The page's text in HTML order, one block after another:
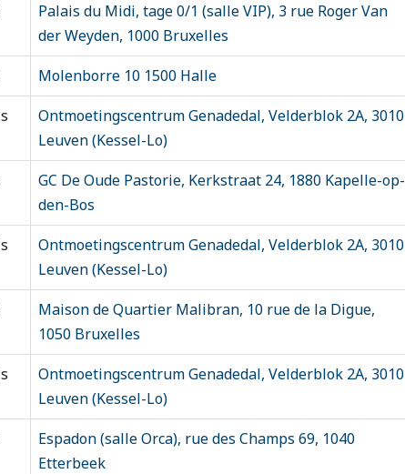
Palais du Midi, tage 0/1 (salle VIP), 3 rue Roger Van
der Weyden, 1000 Bruxelles
Molenborre 10 1500 Halle
Ontmoetingscentrum Genadedal, Velderblok 2A, 3010
Leuven (Kessel-Lo)
GC De Oude Pastorie, Kerkstraat 24, 1880 Kapelle-op-
den-Bos
Ontmoetingscentrum Genadedal, Velderblok 2A, 3010
Leuven (Kessel-Lo)
Maison de Quartier Malibran, 10 rue de la Digue,
1050 Bruxelles
Ontmoetingscentrum Genadedal, Velderblok 2A, 3010
Leuven (Kessel-Lo)
Espadon (salle Orca), rue des Champs 69, 1040
Etterbeek